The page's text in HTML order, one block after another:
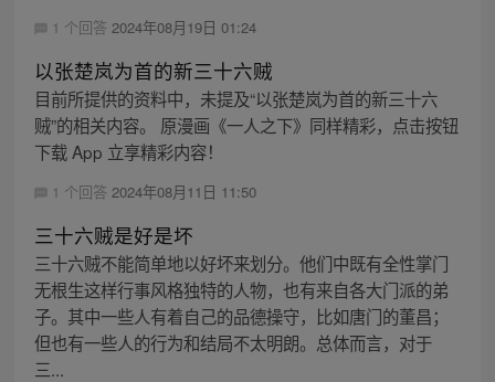
1 个回答 2024年08月19日 01:24
以张楚岚为首的新三十六贼
目前所提供的资料中，未提及“以张楚岚为首的新三十六
贼”的相关内容。 原漫画《一人之下》同样精彩，点击按钮
下载 App 立享精彩内容！
1 个回答 2024年08月11日 11:50
三十六贼是好是坏
三十六贼不能简单地以好坏来划分。他们中既有全性掌门
无根生这样行事风格独特的人物，也有来自各大门派的弟
子。其中一些人有着自己的品德操守，比如唐门的董昌；
但也有一些人的行为和结局不太明朗。总体而言，对于
三...